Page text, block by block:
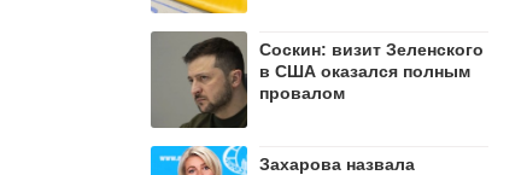
Соскин: визит Зеленского
в США оказался полным
провалом
Захарова назвала